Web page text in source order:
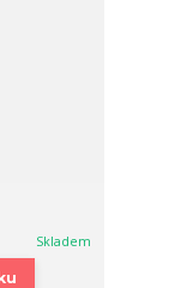
Skladem